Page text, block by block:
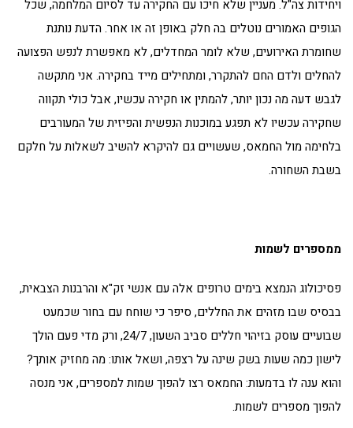
ויחידות צה"ל. מעניין שלא חיכו עם החקירה עד לסיום המלחמה, שכל
הגופים האמורים נוטלים בה חלק באופן זה או אחר. הדעת נותנת
שחומרת האירועים, שלא לומר המחדלים, לא מאפשרת לנפש הפצועה
להחלים ולדם החם להתקרר, ומתחילים מייד בחקירה. אני מתקשה
לגבש דעה מה נכון יותר, להמתין או חקירה עכשיו, אבל כולי תקווה
שחקירה עכשיו לא תפגע במוכנות הנפשית והפיזית של המעורבים
בלחימה מול החמאס, שעשויים גם להיקרא להשיב לשאלות על חלקם
בשבת השחורה.
ממספרים לשמות
פסיכולוג הנמצא בימים טרופים אלה עם אנשי זק"א והרבנות הצבאית,
בבסיס שבו מזהים את החללים, סיפר כי שוחח עם בחור שכמעט
שבועיים עוסק בזיהוי חללים סביב השעון, 24/7, ורק מדי פעם הולך
לישון כמה שעות בשק שינה על רצפה, ושאל אותו: מה מחזיק אותך?
והוא ענה לו בדמעות: החמאס רצו להפוך שמות למספרים, אני מנסה
להפוך מספרים לשמות.